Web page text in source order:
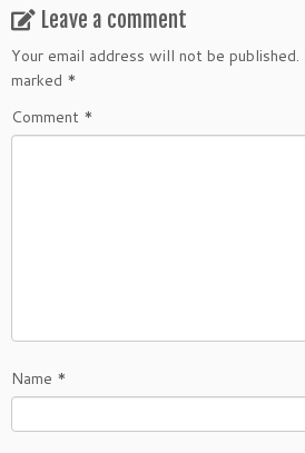
Leave a comment
Your email address will not be published.
marked *
Comment *
Name *